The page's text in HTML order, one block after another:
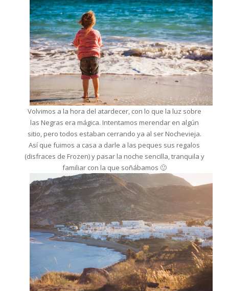
Volvimos a la hora del atardecer, con lo que la luz sobre
las Negras era mágica. Intentamos merendar en algún
sitio, pero todos estaban cerrando ya al ser Nochevieja.
Así que fuimos a casa a darle a las peques sus regalos
(disfraces de Frozen) y pasar la noche sencilla, tranquila y
familiar con la que soñábamos 🙂